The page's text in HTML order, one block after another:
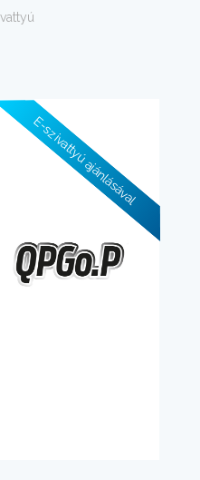
E-szivattyú ajánlásával